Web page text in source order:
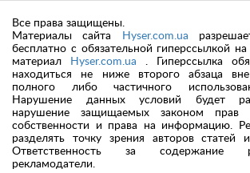
Все права защищены.
Материалы сайта
Hyser.com.ua
бесплатно с обязательной гиперссылкой
материал
Hyser.com.ua . Гиперссылка
находиться не ниже второго абзаца
полного либо частичного
Нарушение данных условий будет
нарушение защищаемых законом прав
собственности и права на информацию.
разделять точку зрения авторов статей
Ответственность за содержание
рекламодатели.